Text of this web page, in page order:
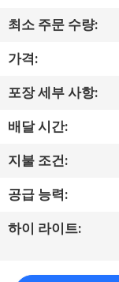
여
공
장
여
행
최소 주문 수량:
가격:
포장 세부 사항:
배달 시간:
지불 조건:
공급 능력:
하이 라이트: